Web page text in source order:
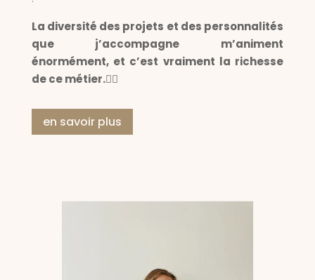
La diversité des projets et des personnalités
que j’accompagne m’animent
énormément, et c’est vraiment la richesse
de ce métier.❤️‍🔥
en savoir plus